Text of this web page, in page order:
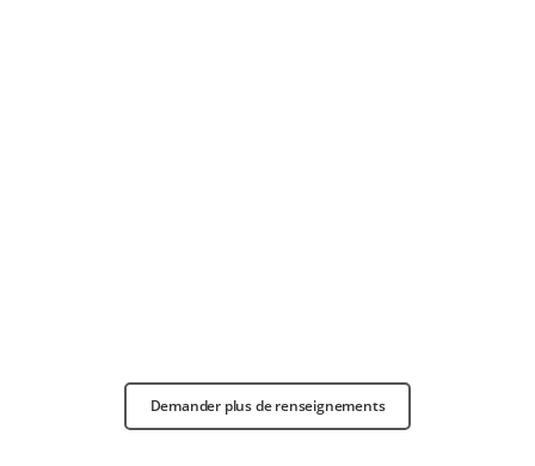
Demander plus de renseignements